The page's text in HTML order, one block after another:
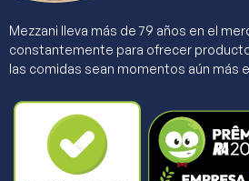
Mezzani lleva más de 79 años en el
constantemente para ofrecer
las comidas sean momentos aún más